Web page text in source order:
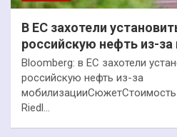
В ЕС захотели
российскую нефть из-
Bloomberg: в ЕС захотели
российскую нефть из-за
Riedl…